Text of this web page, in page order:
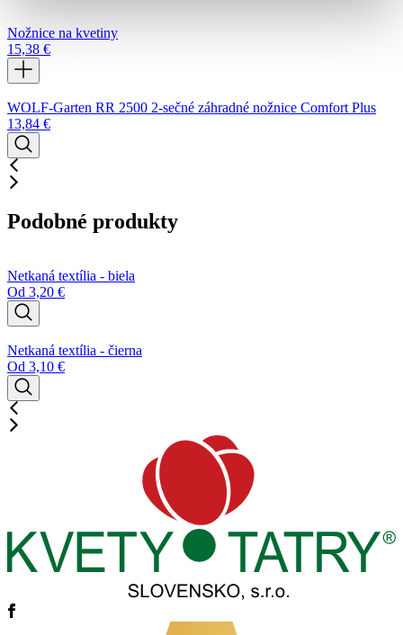
Nožnice na kvetiny
15,38 €
WOLF-Garten RR 2500 2-sečné záhradné nožnice Comfort Plus
13,84 €
Podobné produkty
Netkaná textília - biela
Od 3,20 €
Netkaná textília - čierna
Od 3,10 €